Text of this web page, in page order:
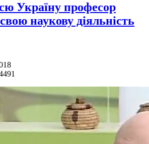
Україну професор
наукову діяльність